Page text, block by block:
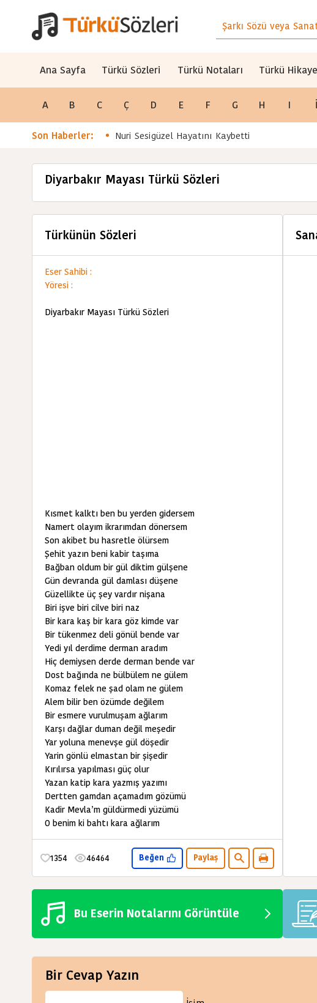
Ana Sayfa Türkü Sözleri Türkü Notaları Türkü
A B C Ç D E F G H I İ
Son Haberler: Nuri Sesigüzel Hayatını Kaybetti
Diyarbakır Mayası Türkü Sözleri
Türkünün Sözleri
Eser Sahibi :
Yöresi :
Diyarbakır Mayası Türkü Sözleri
Kısmet kalktı ben bu yerden gidersem
Namert olayım ikrarımdan dönersem
Son akibet bu hasretle ölürsem
Şehit yazın beni kabir taşıma
Bağban oldum bir gül diktim gülşene
Gün devranda gül damlası düşene
Güzellikte üç şey vardır nişana
Biri işve biri cilve biri naz
Bir kara kaş bir kara göz kimde var
Bir tükenmez deli gönül bende var
Yedi yıl derdime derman aradım
Hiç demiysen derde derman bende var
Dost bağında ne bülbülem ne gülem
Komaz felek ne şad olam ne gülem
Alem bilir ben özümde değilem
Bir esmere vurulmuşam ağlarım
Karşı dağlar duman değil meşedir
Yar yoluna menevşe gül döşedir
Yarin gönlü elmastan bir şişedir
Kırılırsa yapılması güç olur
Yazan katip kara yazmış yazımı
Dertten gamdan açamadım gözümü
Kadir Mevla’m güldürmedi yüzümü
O benim ki bahtı kara ağlarım
1354 46464 Beğen Paylaş
Bu Eserin Notalarını Görüntüle
Bir Cevap Yazın